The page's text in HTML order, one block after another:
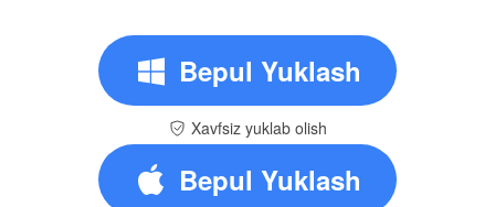
Bepul Yuklash
Xavfsiz yuklab olish
Bepul Yuklash